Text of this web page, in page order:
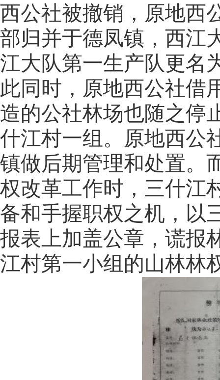
西公社被撤销，原地西
部归并于德凤镇，西江
江大队第一生产队更名
此同时，原地西公社借
造的公社林场也随之停
什江村一组。原地西公
镇做后期管理和处置。
权改革工作时，三什江
备和手握职权之机，以
报表上加盖公章，谎报
江村第一小组的山林林